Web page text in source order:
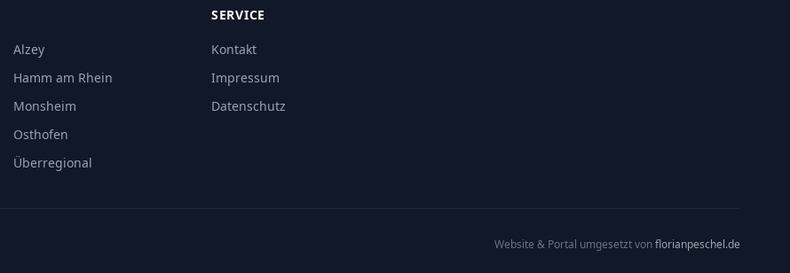
Alzey
Hamm am Rhein
Monsheim
Osthofen
Überregional
SERVICE
Kontakt
Impressum
Datenschutz
Website & Portal umgesetzt vonflorianpeschel.de